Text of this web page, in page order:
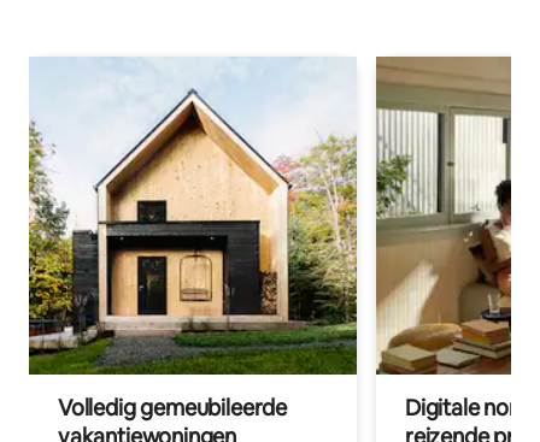
Volledig gemeubileerde
vakantiewoningen
Digitale
reizende